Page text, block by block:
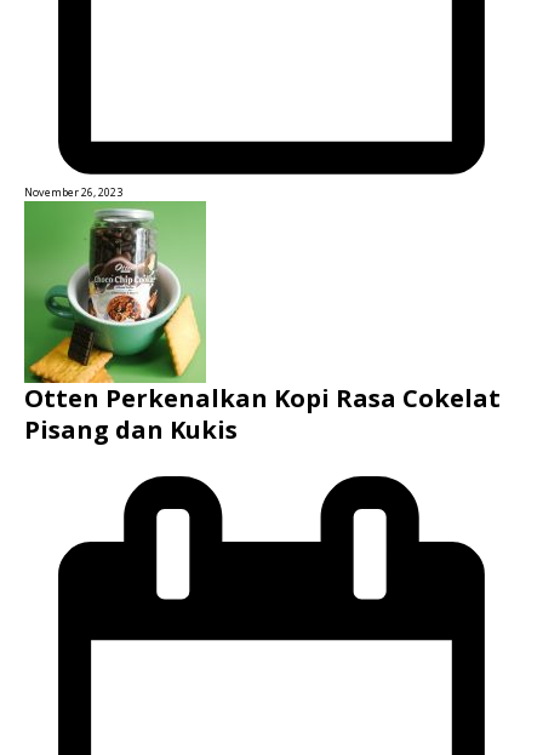
November 26, 2023
Otten Perkenalkan Kopi Rasa Cokelat
Pisang dan Kukis